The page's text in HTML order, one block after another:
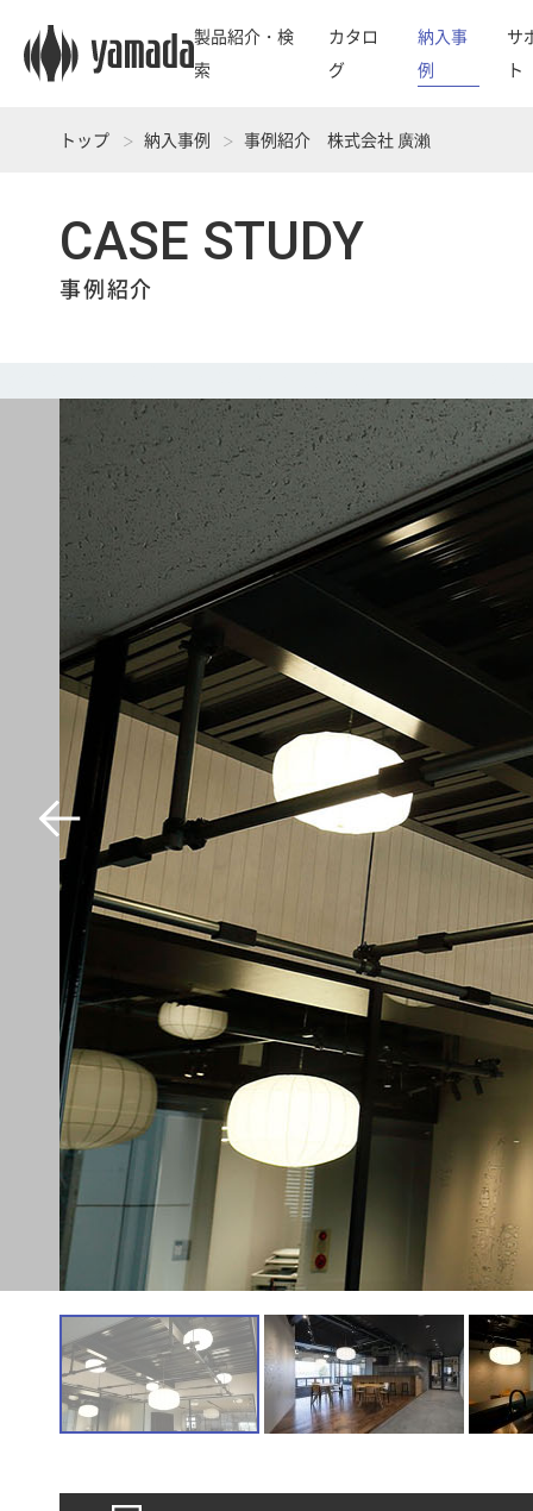
トップ 納入事例 事例紹介 株式会社 廣瀨
製品紹介・検
索
カタロ
グ
納入事
例
サ
ト
CASE STUDY
事例紹介